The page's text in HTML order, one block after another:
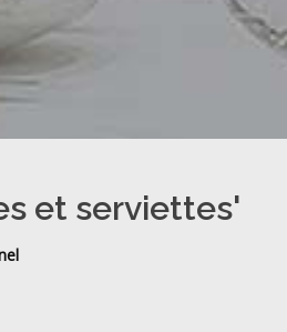
et serviettes'